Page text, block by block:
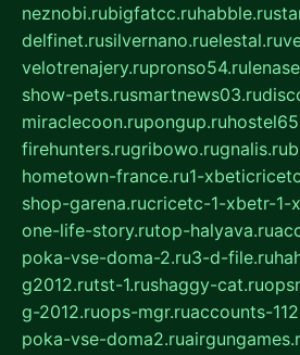
neznobi.rubigfatcc.ruhabble.ru
delfinet.rusilvernano.ruelestal.ru
velotrenajery.rupronso54.ru
show-pets.rusmartnews03.ru
miraclecoon.rupongup.ru
firehunters.rugribowo.rugnalis.ru
hometown-france.ru1-
shop-garena.rucricetc-1-xbetr-1-
one-life-story.rutop-halyava.ru
poka-vse-doma-2.ru3-d-file.ru
g2012.rutst-1.rushaggy-cat.ru
g-2012.ruops-mgr.ruaccounts-
poka-vse-doma2.ru